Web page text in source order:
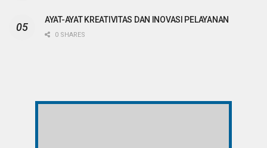
AYAT-AYAT KREATIVITAS DAN INOVASI PELAYANAN
0 SHARES